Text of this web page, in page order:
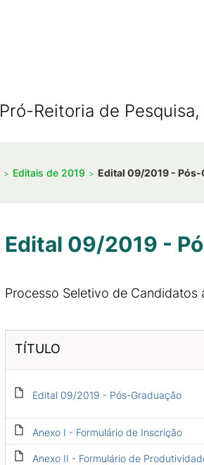
Pró-Reitoria de
Editais de 2019 Edital 09/2019 - Pós-
Edital 09/2019 -
Processo Seletivo de Candidatos
TÍTULO
Edital 09/2019 - Pós-Graduação
Anexo I - Formulário de Inscrição
Anexo II - Formulário de